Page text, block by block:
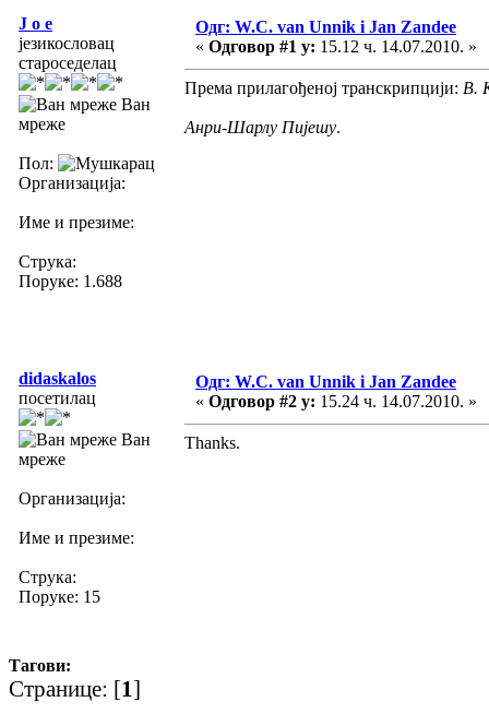
J o e
језикословац
староседелац
Ван
мреже
Пол:
Организација:
Име и презиме:
Струка:
Поруке: 1.688
Одг: W.C. van Unnik i Jan Zandee
« Одговор #1 у: 15.12 ч. 14.07.2010. »
Према прилагођеној транскрипцији: В.
Анри-Шарлу Пијешу.
didaskalos
посетилац
Ван
мреже
Организација:
Име и презиме:
Струка:
Поруке: 15
Одг: W.C. van Unnik i Jan Zandee
« Одговор #2 у: 15.24 ч. 14.07.2010. »
Thanks.
Тагови:
Странице: [1]